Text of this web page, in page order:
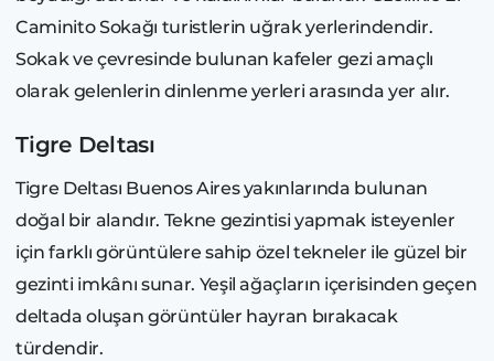
Caminito Sokağı turistlerin uğrak yerlerindendir.
Sokak ve çevresinde bulunan kafeler gezi amaçlı
olarak gelenlerin dinlenme yerleri arasında yer alır.
Tigre Deltası
Tigre Deltası Buenos Aires yakınlarında bulunan
doğal bir alandır. Tekne gezintisi yapmak isteyenler
için farklı görüntülere sahip özel tekneler ile güzel bir
gezinti imkânı sunar. Yeşil ağaçların içerisinden geçen
deltada oluşan görüntüler hayran bırakacak
türdendir.